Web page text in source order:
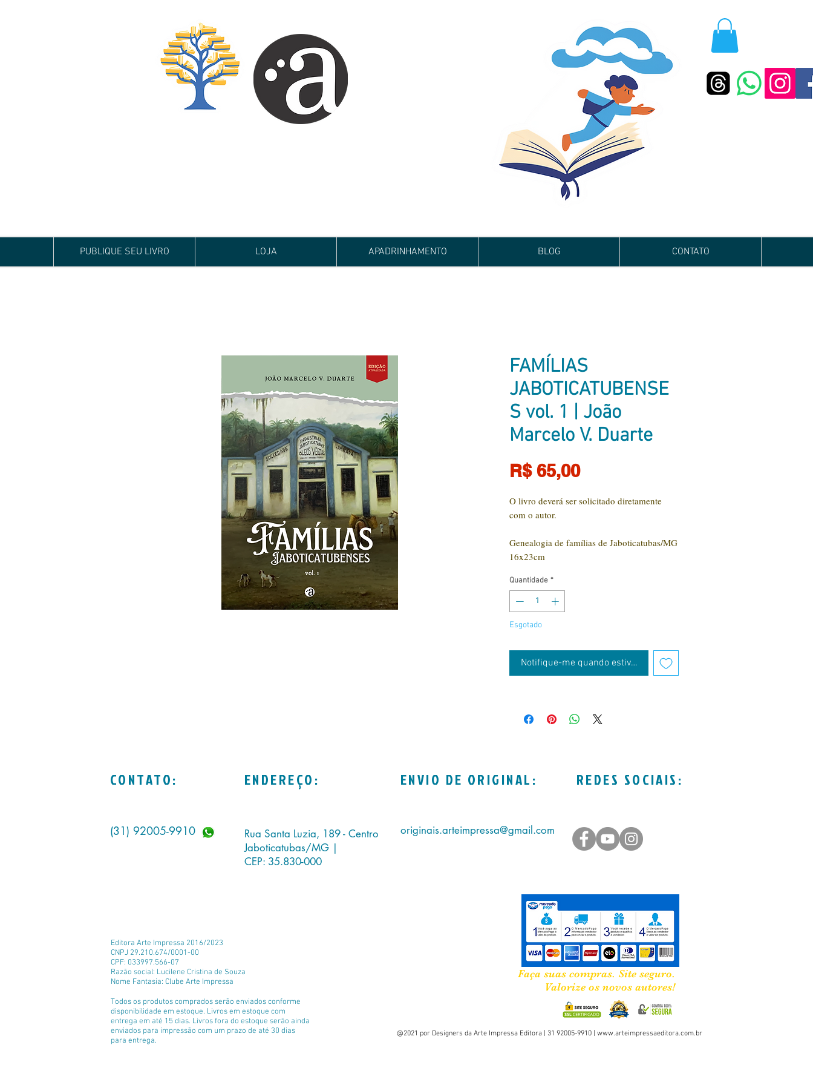
PUBLIQUE SEU LIVRO LOJA APADRINHAMENTO BLOG CONTATO
FAMÍLIAS
JABOTICATUBENSE
S vol. 1 | João
Marcelo V. Duarte
R$ 65,00Preço
O livro deverá ser solicitado diretamente
com o autor.
Genealogia de famílias de Jaboticatubas/MG
16x23cm
Quantidade *
Esgotado
Notifique-me quando estiver disponível
CONTATO: ENDEREÇO: ENVIO DE ORIGINAL: REDES SOCIAIS:
(31) 92005-9910
Rua Santa Luzia, 189 - Centro
Jaboticatubas/MG |
CEP: 35.830-000
originais.arteimpressa@gmail.com
Editora Arte Impressa 2016/2023
CNPJ 29.210.674/0001-00
CPF: 033997.566-07
Razão social: Lucilene Cristina de Souza
Nome Fantasia: Clube Arte Impressa
Todos os produtos comprados serão enviados conforme
disponibilidade em estoque. Livros em estoque com
entrega em até 15 dias. Livros fora do estoque serão ainda
enviados para impressão com um prazo de até 30 dias
para entrega.
Faça suas compras. Site seguro.
Valorize os novos autores!
@2021 por Designers da Arte Impressa Editora | 31 92005-9910 | www.arteimpressaeditora.com.br